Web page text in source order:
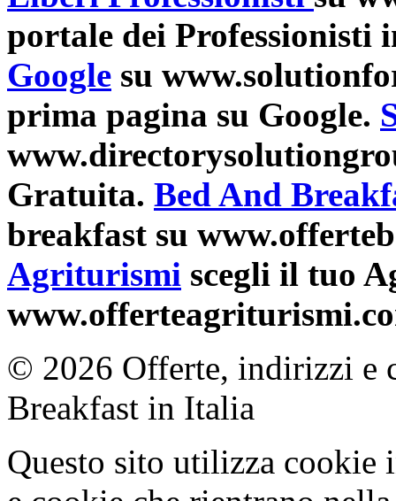
portale dei Professionisti
Google su
prima pagina su Google.
Gratuita. Bed And
breakfast su
Agriturismi scegli il tuo
© 2026 Offerte, indirizzi e
Breakfast in Italia
Questo sito utilizza